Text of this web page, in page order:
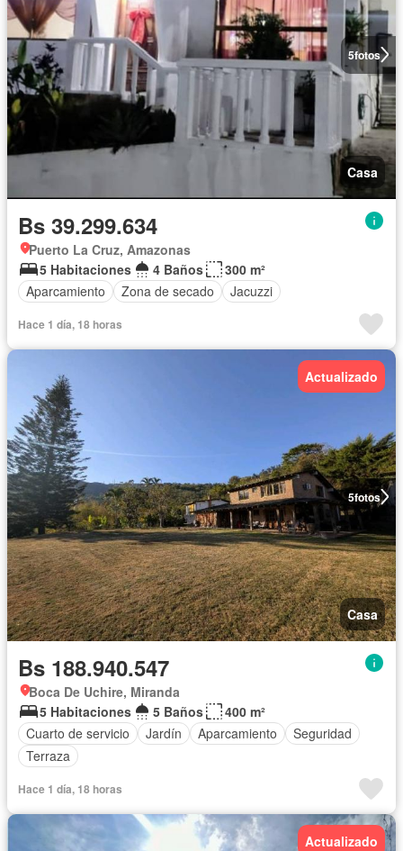
5fotos
Casa
Bs 39.299.634
Puerto La Cruz, Amazonas
5 Habitaciones
4 Baños
300 m²
Aparcamiento
Zona de secado Jacuzzi
Hace 1 día, 18 horas
5fotos
Actualizado
Casa
Bs 188.940.547
Boca De Uchire, Miranda
5 Habitaciones
5 Baños
400 m²
Cuarto de servicio
Jardín Aparcamiento
Seguridad
Terraza
Hace 1 día, 18 horas
Actualizado